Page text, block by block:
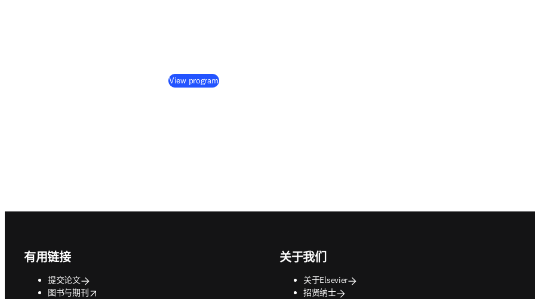
View program(
有用链接
提交论文
图书与期刊
opens in new tab/window
关于我们
关于Elsevier
招贤纳士